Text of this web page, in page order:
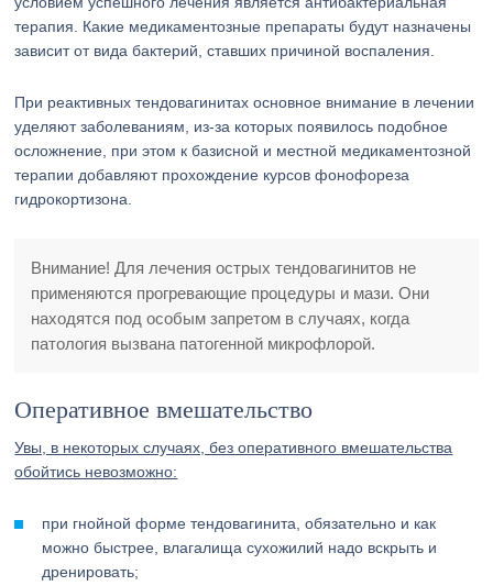
терапия. Какие медикаментозные препараты будут назначены
зависит от вида бактерий, ставших причиной воспаления.
При реактивных тендовагинитах основное внимание в лечении
уделяют заболеваниям, из-за которых появилось подобное
осложнение, при этом к базисной и местной медикаментозной
терапии добавляют прохождение курсов фонофореза
гидрокортизона.
Внимание! Для лечения острых тендовагинитов не
применяются прогревающие процедуры и мази. Они
находятся под особым запретом в случаях, когда
патология вызвана патогенной микрофлорой.
Оперативное вмешательство
Увы, в некоторых случаях, без оперативного вмешательства
обойтись невозможно:
при гнойной форме тендовагинита, обязательно и как
можно быстрее, влагалища сухожилий надо вскрыть и
дренировать;